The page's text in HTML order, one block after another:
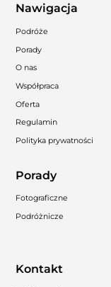
Nawigacja
Podróże
Porady
O nas
Współpraca
Oferta
Regulamin
Polityka prywatności
Porady
Fotograficzne
Podróżnicze
Kontakt